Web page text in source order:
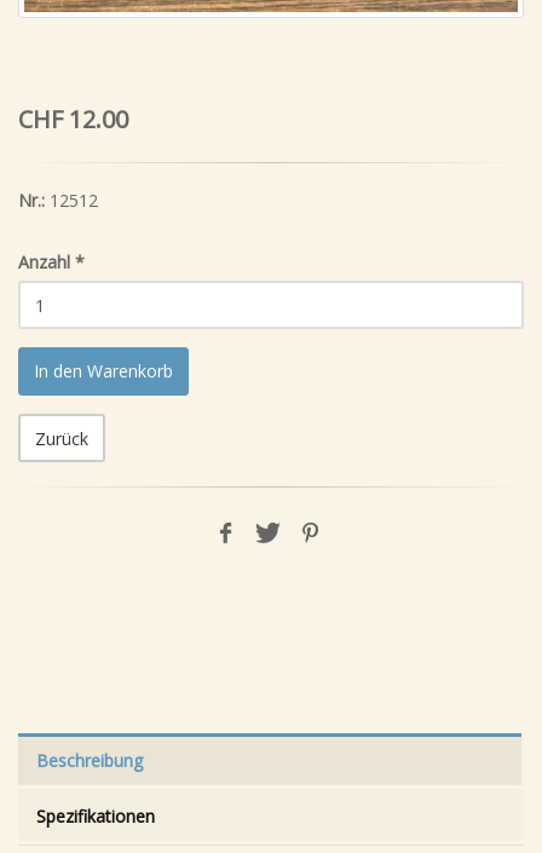
CHF 12.00
Nr.: 12512
Anzahl *
In den Warenkorb
Zurück
Beschreibung
Spezifikationen